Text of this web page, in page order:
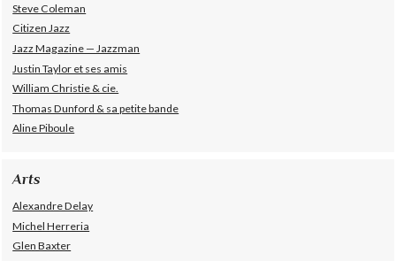
Steve Coleman
Citizen Jazz
Jazz Magazine — Jazzman
Justin Taylor et ses amis
William Christie & cie.
Thomas Dunford & sa petite bande
Aline Piboule
Arts
Alexandre Delay
Michel Herreria
Glen Baxter